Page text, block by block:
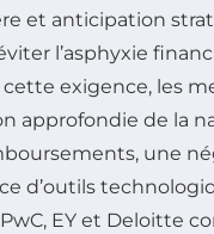
et anticipation
l’asphyxie
exigence, les
approfondie de la
une
d’outils
EY et Deloitte